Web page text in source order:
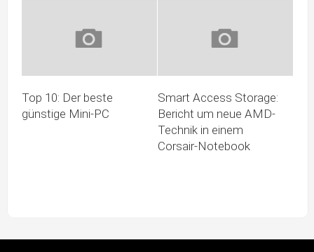
Top 10: Der beste
günstige Mini-PC
Smart Access Storage:
Bericht um neue AMD-
Technik in einem
Corsair-Notebook